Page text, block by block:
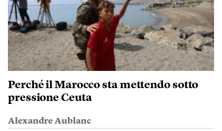
Perché il Marocco sta mettendo sotto
pressione Ceuta
Alexandre Aublanc